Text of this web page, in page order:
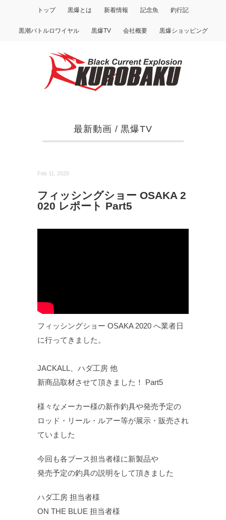
トップ 黒爆とは 新着情報 記念魚 釣行記
黒潮バトルロワイヤル 黒爆TV 会社概要 黒爆ショッピング
最新動画 /黒爆TV
Feb 11, 2020
フィッシングショー OSAKA 2
020 レポート Part5
フィッシングショー OSAKA 2020 へ業者日
に行ってきました。
JACKALL、ハダ工房 他
新商品取材させて頂きました！ Part5
様々なメーカー様の新作釣具や発売予定の
ロッド・リール・ルアー等が展示・販売され
ていました
今回も各ブース担当者様に新製品や
発売予定の釣具の説明をして頂きました
ハダ工房 担当者様
ON THE BLUE 担当者様